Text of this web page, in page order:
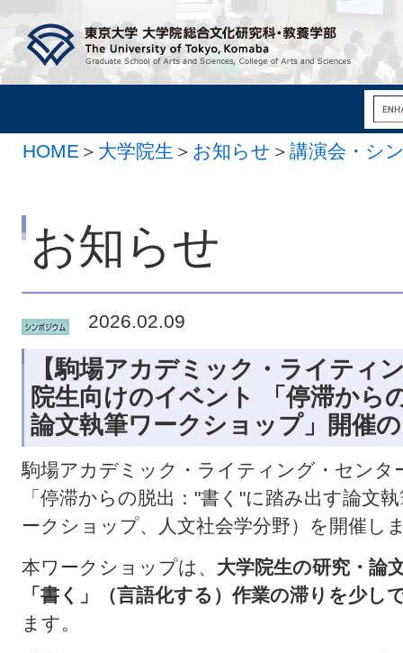
HOME ＞ 大学院生 ＞ お知らせ ＞ 講演会・シ
お知らせ
2026.02.09
【駒場アカデミック・ライティ
院生向けのイベント 「停滞から
論文執筆ワークショップ」開催
駒場アカデミック・ライティング・センタ
「停滞からの脱出："書く"に踏み出す論文
ークショップ、人文社会学分野）を開催し
本ワークショップは、 大学院生の研究・論
「書く」（言語化する）作業の滞りを少し
ます。